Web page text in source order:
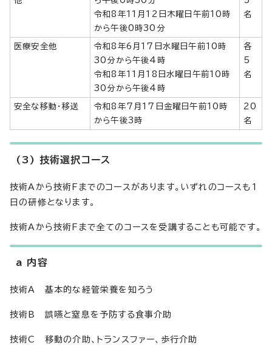
令和8年11月12日木曜日午前10時
から午後0時30分
名
医療安全他
令和8年6月17日水曜日午前10時
30分から午後4時
令和8年11月18日水曜日午前10時
30分から午後4時
各
5
名
安全な移動・移送
令和8年7月17日金曜日午前10時
から午後3時
20
名
(3) 技術選択コース
技術Aから技術Fまでのコースがあります。いずれのコースも1
日の研修となります。
技術Aから技術Fまで全てのコースを受講することも可能です。
a 内容
技術A 基本的な経管栄養を知ろう
技術B 誤嚥と窒息を予防する食事介助
技術C 移動の介助、トランスファー、歩行介助